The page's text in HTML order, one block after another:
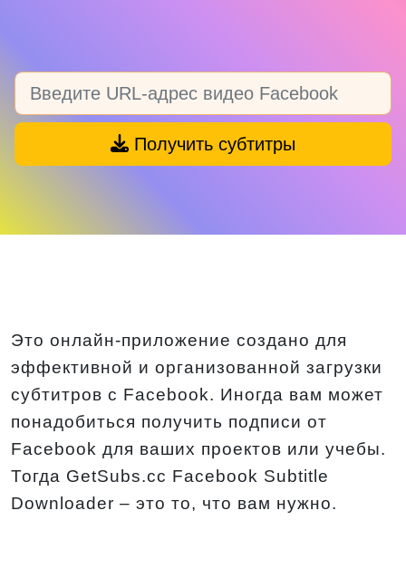
Получить субтитры
Это онлайн-приложение создано для
эффективной и организованной загрузки
субтитров с Facebook. Иногда вам может
понадобиться получить подписи от
Facebook для ваших проектов или учебы.
Тогда GetSubs.cc Facebook Subtitle
Downloader – это то, что вам нужно.